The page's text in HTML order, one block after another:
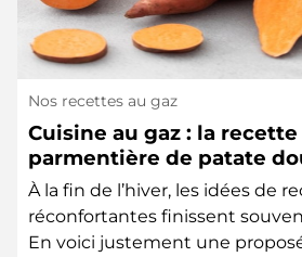
Nos recettes au gaz
Cuisine au gaz : la recette
parmentière de patate
lentilles
À la fin de l’hiver, les idées de
réconfortantes finissent
En voici justement une